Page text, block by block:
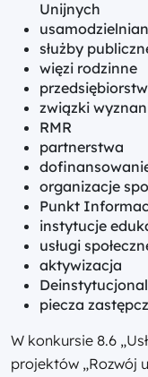
Unijnych
służby
więzi rodzinne
związki
RMR
partnerstwa
organizacje
Punkt
instytucje
usługi
aktywizacja
piecza
W konkursie 8.6
projektów „Rozwój